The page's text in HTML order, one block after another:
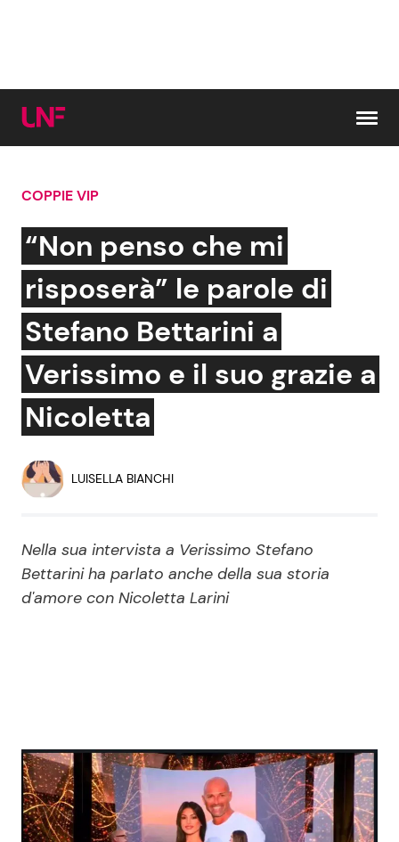
Cerca:
News e Cronaca
Attualità Italiana
Dal Mondo
Economia
Persone Scomparse
Gossip e TV
Bellezze VIP
Soap Opera
News Spettacolo
Benessere Cucina e Ricette
COPPIE VIP
“Non penso che mi
risposerà” le parole di
Stefano Bettarini a
Verissimo e il suo grazie a
Nicoletta
LUISELLA BIANCHI
Nella sua intervista a Verissimo Stefano
Bettarini ha parlato anche della sua storia
d'amore con Nicoletta Larini